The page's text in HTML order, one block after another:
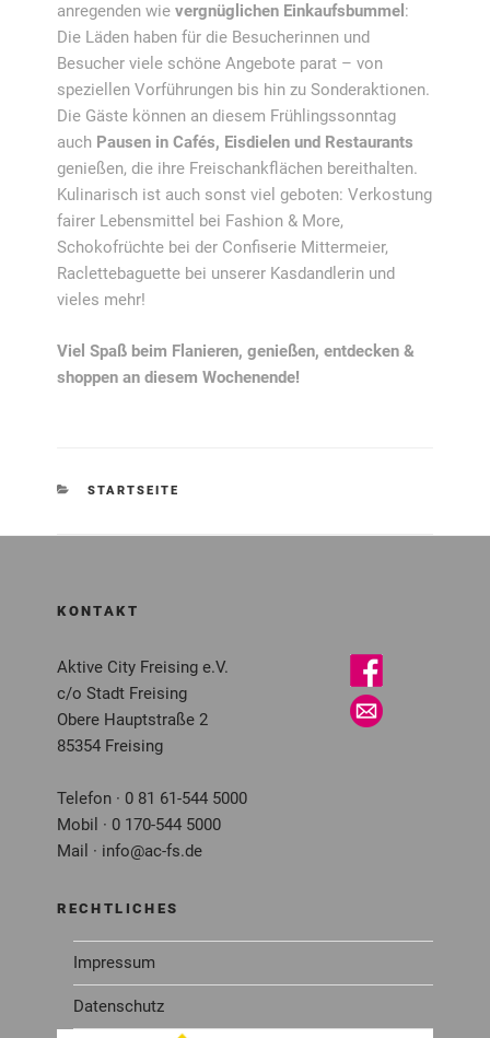
anregenden wievergnüglichen Einkaufsbummel :
Die Läden haben für die Besucherinnen und
Besucher viele schöne Angebote parat – von
speziellen Vorführungen bis hin zu Sonderaktionen.
Die Gäste können an diesem Frühlingssonntag
auch Pausen in Cafés, Eisdielen und Restaurants
genießen, die ihre Freischankflächen bereithalten.
Kulinarisch ist auch sonst viel geboten: Verkostung
fairer Lebensmittel bei Fashion & More,
Schokofrüchte bei der Confiserie Mittermeier,
Raclettebaguette bei unserer Kasdandlerin und
vieles mehr!
Viel Spaß beim Flanieren, genießen, entdecken &
shoppen an diesem Wochenende!
KATEGORIEN
STARTSEITE
KONTAKT
Aktive City Freising e.V.
c/o Stadt Freising
Obere Hauptstraße 2
85354 Freising
Telefon · 0 81 61-544 5000
Mobil · 0 170-544 5000
Mail · info@ac-fs.de
RECHTLICHES
Impressum
Datenschutz